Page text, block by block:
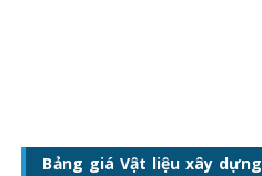
Bảng giá Vật liệu xây dựng